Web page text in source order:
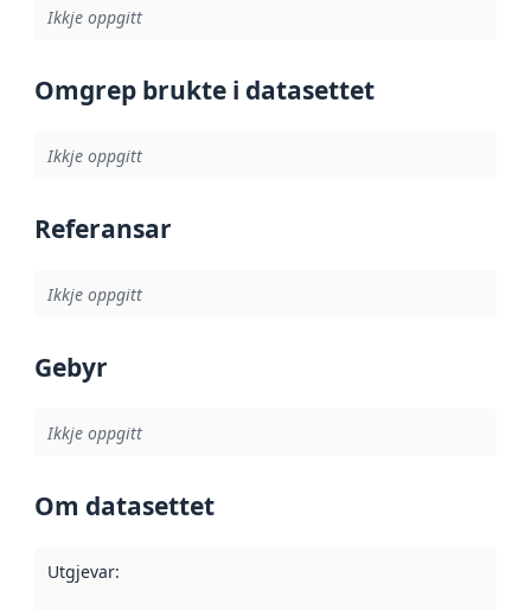
Ikkje oppgitt
Omgrep brukte i datasettet
Ikkje oppgitt
Referansar
Ikkje oppgitt
Gebyr
Ikkje oppgitt
Om datasettet
Utgjevar: